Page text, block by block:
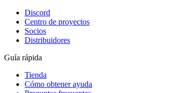
Discord
Centro de proyectos
Socios
Distribuidores
Guía rápida
Tienda
Cómo obtener ayuda